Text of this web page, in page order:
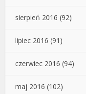
sierpień 2016 (92)
lipiec 2016 (91)
czerwiec 2016 (94)
maj 2016 (102)